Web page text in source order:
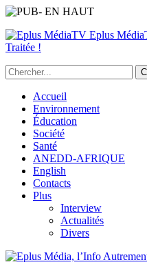
Eplus
Traitée !
Accueil
Environnement
Éducation
Société
Santé
ANEDD-AFRIQUE
English
Contacts
Plus
Interview
Actualités
Divers